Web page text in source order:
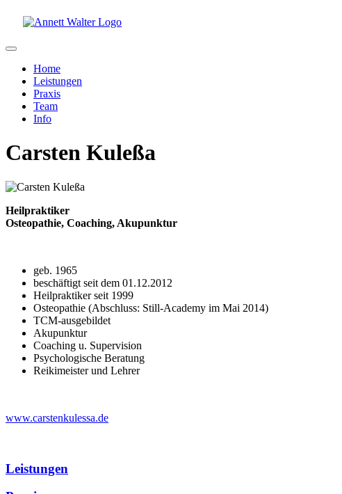
Home
Leistungen
Praxis
Team
Info
Carsten Kuleßa
Heilpraktiker
Osteopathie, Coaching, Akupunktur
geb. 1965
beschäftigt seit dem 01.12.2012
Heilpraktiker seit 1999
Osteopathie (Abschluss: Still-Academy im Mai 2014)
TCM-ausgebildet
Akupunktur
Coaching u. Supervision
Psychologische Beratung
Reikimeister und Lehrer
www.carstenkulessa.de
Leistungen